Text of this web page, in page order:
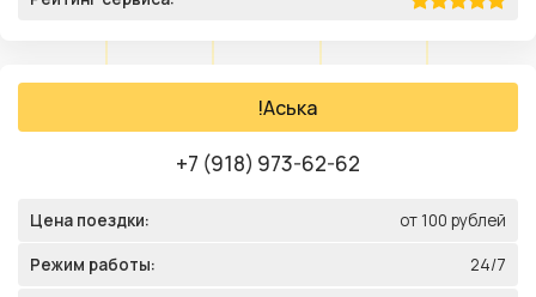
!Аська
+7 (918) 973-62-62
Цена поездки: от 100 рублей
Режим работы: 24/7